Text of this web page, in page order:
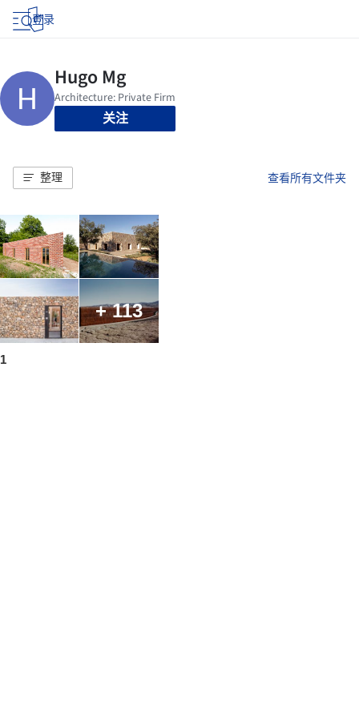
登录
关注
整理 查看所有文件夹
+ 113
1